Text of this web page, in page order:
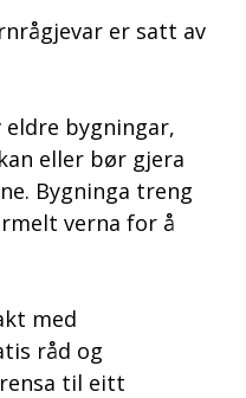
er satt av
bygningar,
eller bør gjera
Bygninga treng
verna for å
med
råd og
til eitt